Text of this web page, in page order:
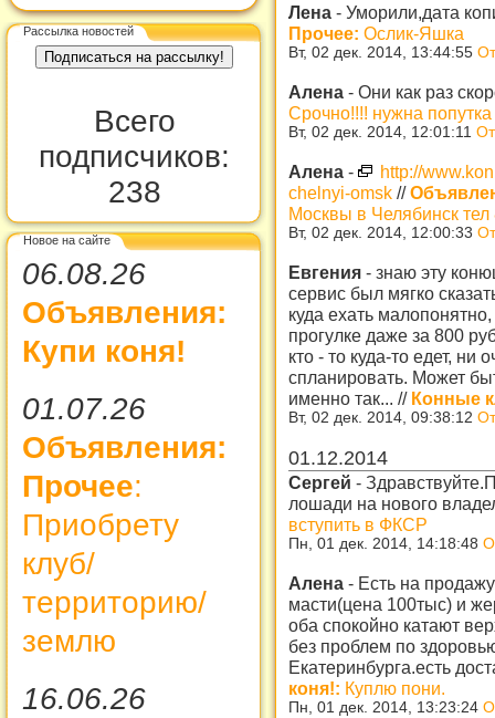
Рассылка новостей
Всего
подписчиков:
238
Новое на сайте
06.08.26
Объявления:
Купи коня!
01.07.26
Объявления:
Прочее:
Приобрету
клуб/
территорию/
землю
16.06.26
Лена - Уморили,дата
Прочее: Ослик-Яшка
Вт, 02 дек. 2014, 13:44:55
Алена - Они как раз
Срочно!!!! нужна
Вт, 02 дек. 2014, 12:01:11
Алена -
http://
chelnyi-omsk //
Москвы в Челябинск
Вт, 02 дек. 2014, 12:00:33
Евгения - знаю эту
сервис был мягко
куда ехать
прогулке даже за 800
кто - то куда-то едет, ни
спланировать. Может
именно так... // Конные
Вт, 02 дек. 2014, 09:38:12
01.12.2014
Сергей -
лошади на нового
вступить в ФКСР
Пн, 01 дек. 2014, 14:18:48
Алена - Есть на
масти(цена 100тыс) и
оба спокойно катают
без проблем по
Екатеринбурга.есть
коня!: Куплю пони.
Пн, 01 дек. 2014, 13:23:24